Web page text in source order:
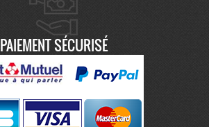
PAIEMENT SÉCURISÉ